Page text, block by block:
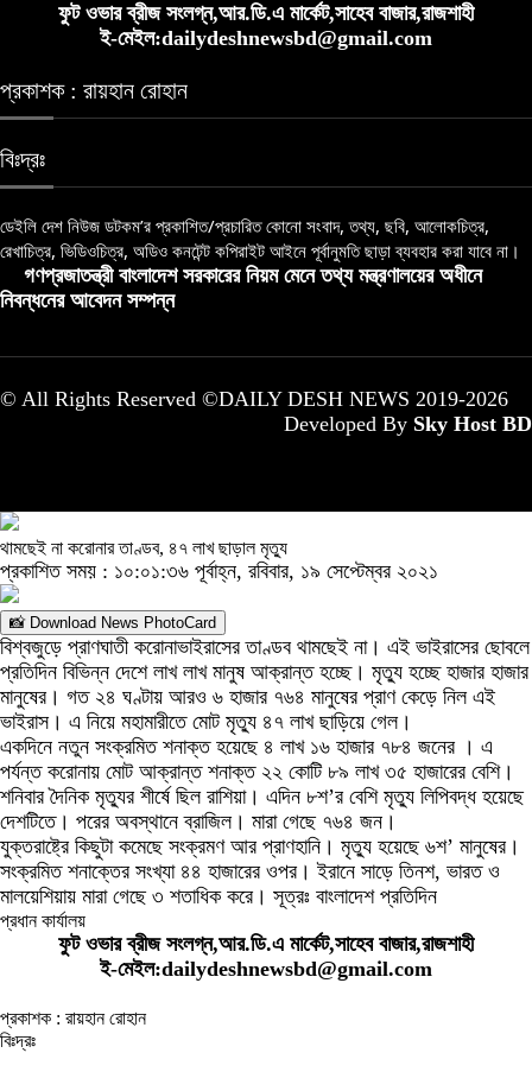
ফুট ওভার ব্রীজ সংলগ্ন,আর.ডি.এ মার্কেট,সাহেব বাজার,রাজশাহী
ই-মেইল:dailydeshnewsbd@gmail.com
প্রকাশক : রায়হান রোহান
বিঃদ্রঃ
ডেইলি দেশ নিউজ ডটকম’র প্রকাশিত/প্রচারিত কোনো সংবাদ, তথ্য, ছবি, আলোকচিত্র,
রেখাচিত্র, ভিডিওচিত্র, অডিও কনটেন্ট কপিরাইট আইনে পূর্বানুমতি ছাড়া ব্যবহার করা যাবে না।
গণপ্রজাতন্ত্রী বাংলাদেশ সরকারের নিয়ম মেনে তথ্য মন্ত্রণালয়ের অধীনে
নিবন্ধনের আবেদন সম্পন্ন
© All Rights Reserved ©DAILY DESH NEWS 2019-2026
Developed By Sky Host BD
থামছেই না করোনার তাণ্ডব, ৪৭ লাখ ছাড়াল মৃত্যু
প্রকাশিত সময় : ১০:০১:৩৬ পূর্বাহ্ন, রবিবার, ১৯ সেপ্টেম্বর ২০২১
📸 Download News PhotoCard
বিশ্বজুড়ে প্রাণঘাতী করোনাভাইরাসের তাণ্ডব থামছেই না। এই ভাইরাসের ছোবলে
প্রতিদিন বিভিন্ন দেশে লাখ লাখ মানুষ আক্রান্ত হচ্ছে। মৃত্যু হচ্ছে হাজার হাজার
মানুষের। গত ২৪ ঘণ্টায় আরও ৬ হাজার ৭৬৪ মানুষের প্রাণ কেড়ে নিল এই
ভাইরাস। এ নিয়ে মহামারীতে মোট মৃত্যু ৪৭ লাখ ছাড়িয়ে গেল।
একদিনে নতুন সংক্রমিত শনাক্ত হয়েছে ৪ লাখ ১৬ হাজার ৭৮৪ জনের । এ
পর্যন্ত করোনায় মোট আক্রান্ত শনাক্ত ২২ কোটি ৮৯ লাখ ৩৫ হাজারের বেশি।
শনিবার দৈনিক মৃত্যুর শীর্ষে ছিল রাশিয়া। এদিন ৮শ’র বেশি মৃত্যু লিপিবদ্ধ হয়েছে
দেশটিতে। পরের অবস্থানে ব্রাজিল। মারা গেছে ৭৬৪ জন।
যুক্তরাষ্ট্রে কিছুটা কমেছে সংক্রমণ আর প্রাণহানি। মৃত্যু হয়েছে ৬শ’ মানুষের।
সংক্রমিত শনাক্তের সংখ্যা ৪৪ হাজারের ওপর। ইরানে সাড়ে তিনশ, ভারত ও
মালয়েশিয়ায় মারা গেছে ৩ শতাধিক করে। সূত্রঃ বাংলাদেশ প্রতিদিন
প্রধান কার্যালয়
ফুট ওভার ব্রীজ সংলগ্ন,আর.ডি.এ মার্কেট,সাহেব বাজার,রাজশাহী
ই-মেইল:dailydeshnewsbd@gmail.com
প্রকাশক : রায়হান রোহান
বিঃদ্রঃ